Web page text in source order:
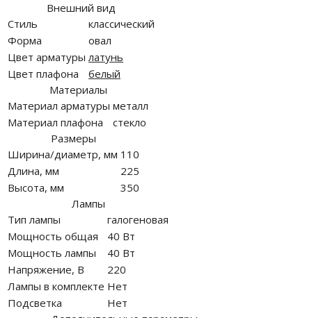
Внешний вид
Стиль
классический
Форма
овал
Цвет арматуры латунь
Цвет плафона
белый
Материалы
Материал арматуры металл
Материал плафона
стекло
Размеры
Ширина/диаметр, мм 110
Длина, мм
225
Высота, мм
350
Лампы
Тип лампы
галогеновая
Мощность общая
40 Вт
Мощность лампы
40 Вт
Напряжение, В
220
Лампы в комплекте Нет
Подсветка
Нет